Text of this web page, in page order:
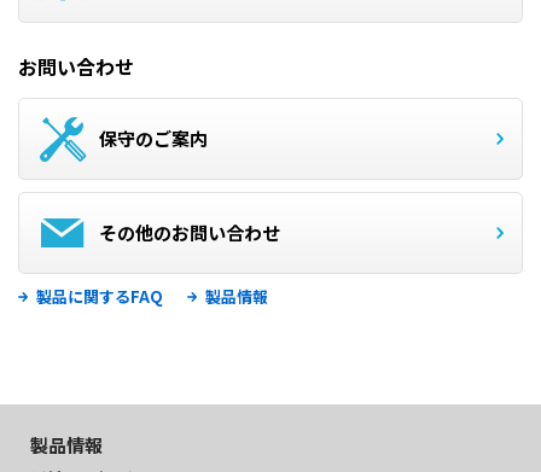
お問い合わせ
保守のご案内
その他のお問い合わせ
製品に関するFAQ 製品情報
製品情報